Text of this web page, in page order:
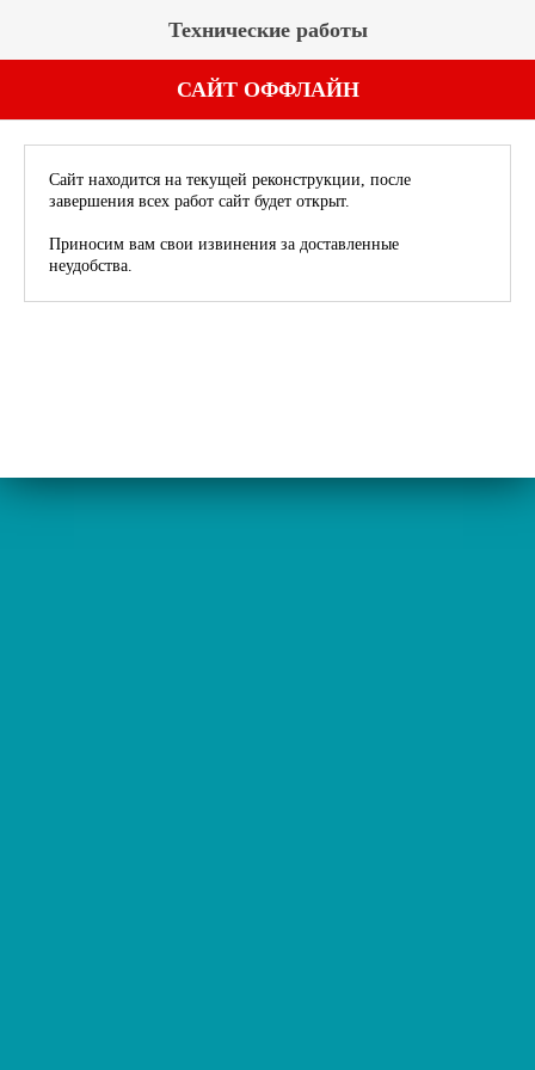
Технические работы
САЙТ ОФФЛАЙН
Сайт находится на текущей реконструкции, после
завершения всех работ сайт будет открыт.
Приносим вам свои извинения за доставленные
неудобства.